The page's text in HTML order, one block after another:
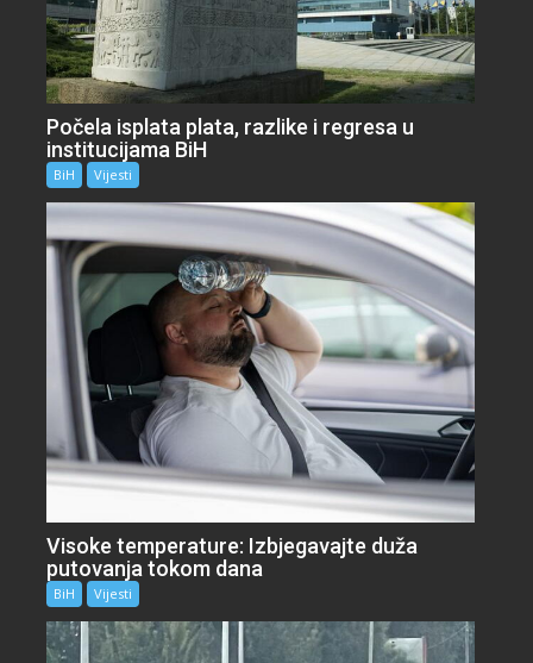
Počela isplata plata, razlike i regresa u
institucijama BiH
BiH Vijesti
Visoke temperature: Izbjegavajte duža
putovanja tokom dana
BiH Vijesti